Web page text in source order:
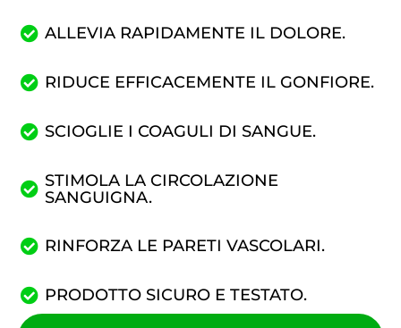
ALLEVIA RAPIDAMENTE IL DOLORE.
RIDUCE EFFICACEMENTE IL GONFIORE.
SCIOGLIE I COAGULI DI SANGUE.
STIMOLA LA CIRCOLAZIONE
SANGUIGNA.
RINFORZA LE PARETI VASCOLARI.
PRODOTTO SICURO E TESTATO.